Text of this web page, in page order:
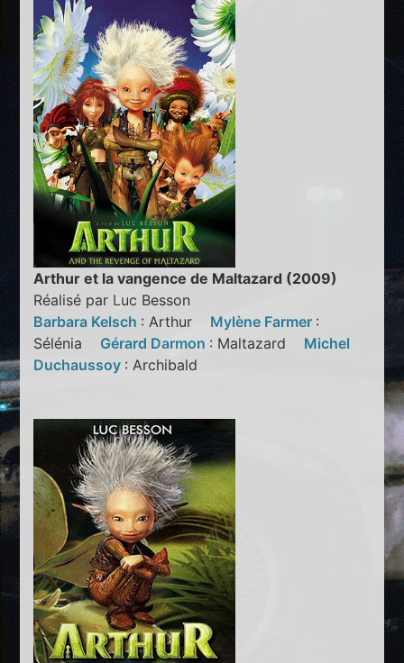
Arthur et la vangence de Maltazard (2009)
Réalisé par Luc Besson
Barbara Kelsch : Arthur Mylène Farmer :
Sélénia Gérard Darmon : Maltazard Michel
Duchaussoy : Archibald